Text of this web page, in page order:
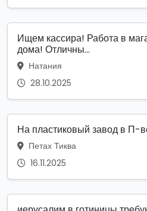
Ищем кассира! Работа в
дома! Отличны...
Натания
28.10.2025
На пластиковый завод в П-
Петах Тиква
16.11.2025